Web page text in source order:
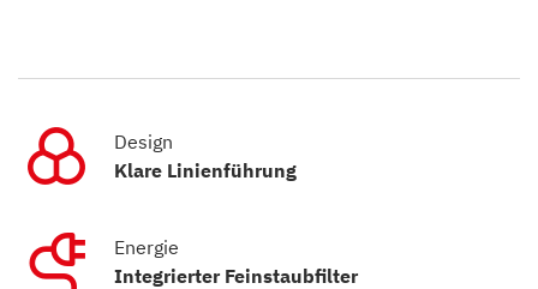
Design
Klare Linienführung
Energie
Integrierter Feinstaubfilter